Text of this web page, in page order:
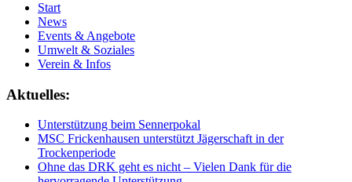
Start
News
Events & Angebote
Umwelt & Soziales
Verein & Infos
Aktuelles:
Unterstützung beim Sennerpokal
MSC Frickenhausen unterstützt Jägerschaft in der
Trockenperiode
Ohne das DRK geht es nicht – Vielen Dank für die